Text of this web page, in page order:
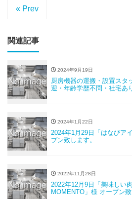
« Prev
関連記事
2024年9月19日
厨房機器の運搬・設置スタ
迎・年齢学歴不問・社宅あ
2024年1月22日
2024年1月29日「はなびア
プン致します。
2022年11月28日
2022年12月9日「美味しい
MOMENTO」様 オープン致